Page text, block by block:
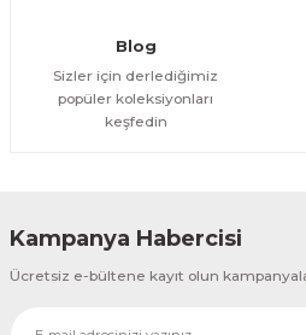
Blog
Sizler için derlediğimiz
popüler koleksiyonları
keşfedin
Kampanya Habercisi
Ücretsiz e-bültene kayıt olun